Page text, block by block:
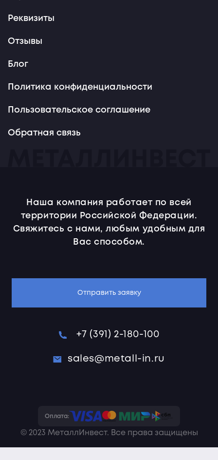
Реквизиты
Отзывы
Блог
Политика конфиденциальности
Пользовательское соглашение
Обратная связь
Наша компания работает по всей
территории Российской Федерации.
Свяжитесь с нами, любым удобным для
Вас способом.
Отправить заявку
+7 (391) 2-180-100
sales@metall-in.ru
Оплата:
© 2023 МеталлИнвест. Все права защищены